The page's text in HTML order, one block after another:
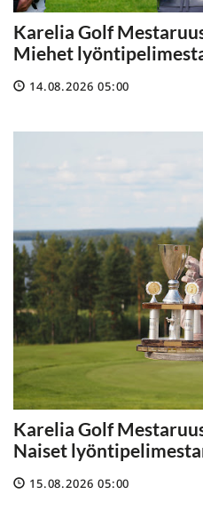
Karelia Golf
Miehet
14.08.2026 05:00
Karelia Golf
Naiset
15.08.2026 05:00